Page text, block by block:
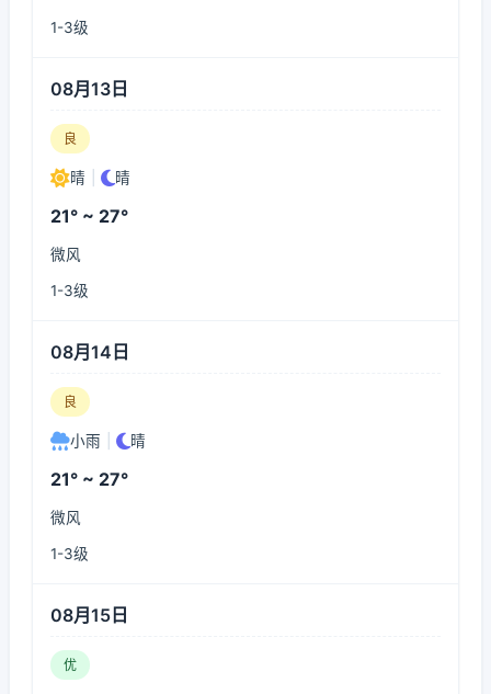
1-3级
08月13日
良
晴 晴
21° ~ 27°
微风
1-3级
08月14日
良
小雨 晴
21° ~ 27°
微风
1-3级
08月15日
优